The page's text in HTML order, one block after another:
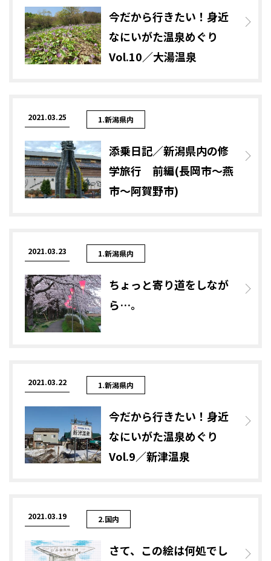
今だから行きたい！身近
なにいがた温泉めぐり
Vol.10／大湯温泉
2021.03.25 1.新潟県内
添乗日記／新潟県内の修
学旅行 前編(長岡市～燕
市～阿賀野市)
2021.03.23 1.新潟県内
ちょっと寄り道をしなが
ら…。
2021.03.22 1.新潟県内
今だから行きたい！身近
なにいがた温泉めぐり
Vol.9／新津温泉
2021.03.19 2.国内
さて、この絵は何処でし